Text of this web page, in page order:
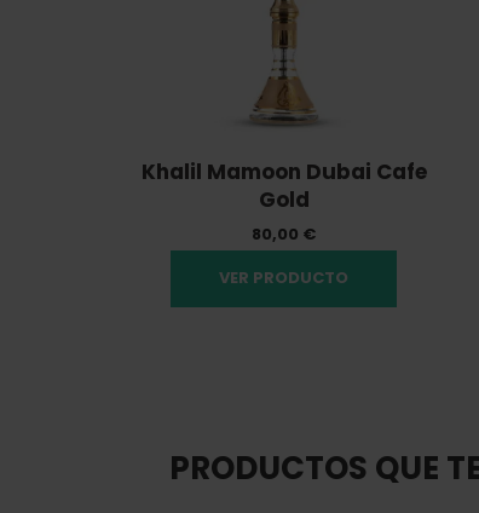
Khalil Mamoon Dubai Cafe
Gold
80,00 €
VER PRODUCTO
PRODUCTOS QUE